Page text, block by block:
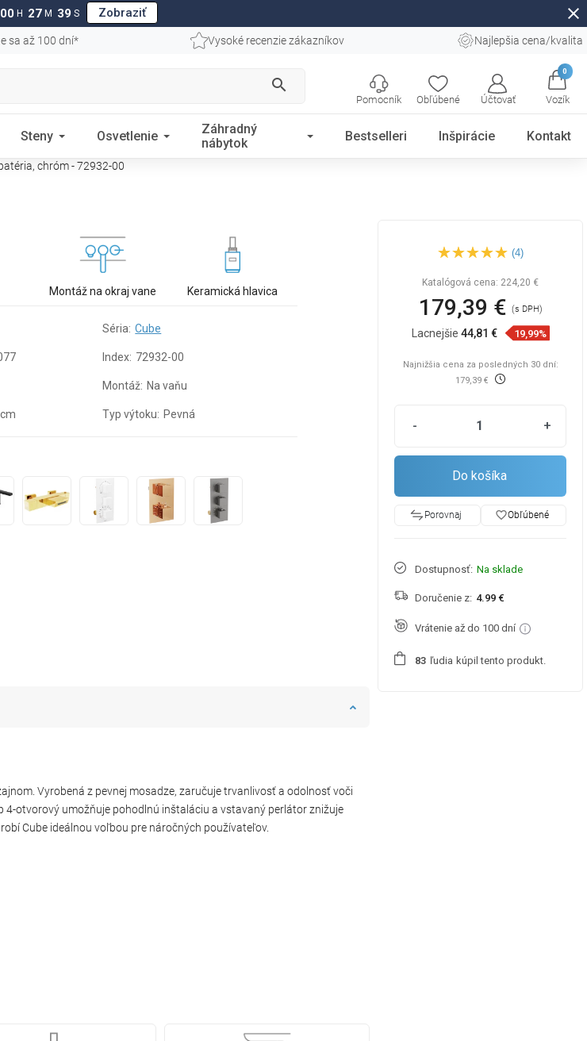
00 H 27 M 38 S Zobraziť close
sa až 100 dní* Vysoké recenzie zákazníkov Najlepšia cena/kvalita
search
Obľúbené Účtovať
0
Vozík
Pomocník
Steny Osvetlenie
Záhradný
nábytok
Bestselleri Inšpirácie Kontakt
chróm - 72932-00
Montáž na okraj vane Keramická hlavica
Séria: Cube
Index: 72932-00
Montáž: Na vaňu
Typ výtoku: Pevná
Vyrobená z pevnej mosadze, zaručuje trvanlivosť a odolnosť voči
4-otvorový umožňuje pohodlnú inštaláciu a vstavaný perlátor znižuje
Cube ideálnou voľbou pre náročných používateľov.
Mexen Cube vaňová batéria,
chróm - 72932-00
(4)
Katalógová cena: 224,20 €
179,39 € (s DPH)
Lacnejšie44,81 € 19,99%
Najnižšia cena za posledných 30 dní:
179,39 €
- +
Do košíka
Porovnaj favorite_borderObľúbené
Dostupnosť: Na sklade
Doručenie z: 4.99 €
Vrátenie až do 100 dní
83 ľudia kúpil tento produkt.